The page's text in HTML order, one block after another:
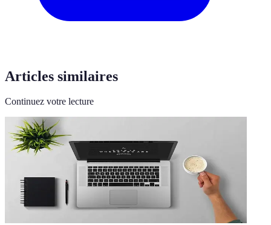
Articles similaires
Continuez votre lecture